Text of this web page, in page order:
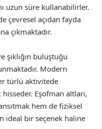
uzun süre kullanabilirler.
çevresel açıdan fayda
çıkmaktadır.
şıklığın buluştuğu
Modern
türlü aktivitede
Eşofman altları,
hem de fiziksel
ideal bir seçenek haline